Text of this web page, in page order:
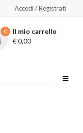
Accedi / Registrati
0
Il mio carrello
€0,00